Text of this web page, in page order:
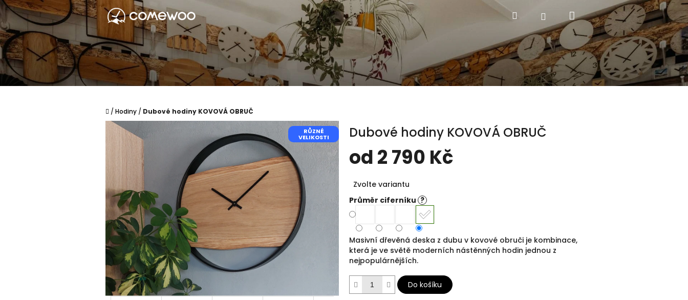
Přejít
na
obsah
Hledat PřihlášeníNákupní
košík
Domů
/ Hodiny / Dubové hodiny KOVOVÁ OBRUČ
RŮZNÉ
VELIKOSTI Dubové hodiny KOVOVÁ OBRUČ
od2 790 Kč
cena:
Zvolte variantu
Průměr ciferníku ?
Masivní dřevěná deska z dubu v kovové obruči je kombinace,
která je ve světě moderních nástěnných hodin jednou z
nejpopulárnějších.
Do košíku